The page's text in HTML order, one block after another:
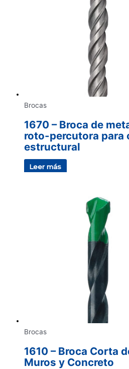
Brocas
1670 – Broca de
roto-percutora para
estructural
Leer más
Brocas
1610 – Broca Corta
Muros y Concreto